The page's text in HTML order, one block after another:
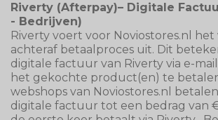
Riverty (Afterpay)– Digitale
- Bedrijven)
Riverty voert voor Noviostores.nl
achteraf betaalproces uit. Dit
digitale factuur van Riverty via e-
het gekochte product(en) te
webshops van Noviostores.nl
digitale factuur tot een bedrag van